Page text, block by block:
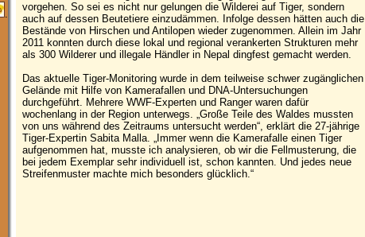
.
vorgehen. So sei es nicht nur gelungen die Wilderei auf Tiger, sondern
auch auf dessen Beutetiere einzudämmen. Infolge dessen hätten auch die
Bestände von Hirschen und Antilopen wieder zugenommen. Allein im Jahr
2011 konnten durch diese lokal und regional verankerten Strukturen mehr
als 300 Wilderer und illegale Händler in Nepal dingfest gemacht werden.
Das aktuelle Tiger-Monitoring wurde in dem teilweise schwer zugänglichen
Gelände mit Hilfe von Kamerafallen und DNA-Untersuchungen
durchgeführt. Mehrere WWF-Experten und Ranger waren dafür
wochenlang in der Region unterwegs. „Große Teile des Waldes mussten
von uns während des Zeitraums untersucht werden“, erklärt die 27-jährige
Tiger-Expertin Sabita Malla. „Immer wenn die Kamerafalle einen Tiger
aufgenommen hat, musste ich analysieren, ob wir die Fellmusterung, die
bei jedem Exemplar sehr individuell ist, schon kannten. Und jedes neue
Streifenmuster machte mich besonders glücklich.“